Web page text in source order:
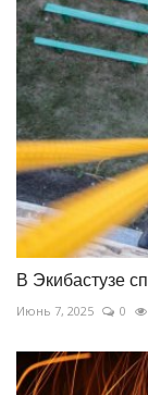
В Экибастузе
Июнь 7, 2025 0